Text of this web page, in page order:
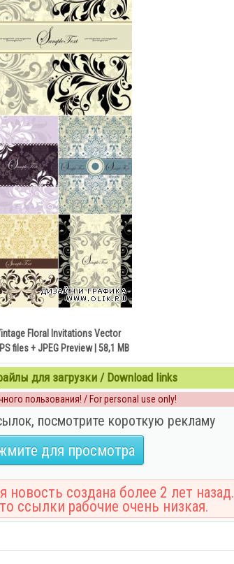
Floral Invitations Vector
files + JPEG Preview | 58,1 MB
для загрузки / Download links
пользования! / For personal use only!
посмотрите короткую рекламу
для просмотра
новость создана более 2 лет назад.
ссылки рабочие очень низкая.